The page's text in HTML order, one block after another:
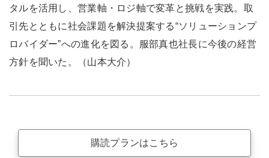
タルを活用し、営業軸・ロジ軸で変革と挑戦を実践。取
引先とともに社会課題を解決提案する“ソリューションプ
ロバイダー”への進化を図る。服部真也社長に今後の経営
方針を聞いた。（山本大介）
購読プランはこちら